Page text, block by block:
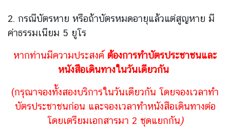
ว
ไ
ล
อี
ยู
2. กรณีบัตรหาย หรือถ้าบัตรหมดอายุแล้วแต่สูญหาย มี
ค่าธรรมเนียม 5 ยูโร
หากท่านมีความประสงค์ ต้องการทำบัตรประชาชนและ
หนังสือเดินทางในวันเดียวกัน
(กรุณาจองทั้งสองบริการในวันเดียวกัน โดยจองเวลาทำ
บัตรประชาชนก่อน และจองเวลาทำหนังสือเดินทางต่อ
โดยเตรียมเอกสารมา 2 ชุดแยกกัน)